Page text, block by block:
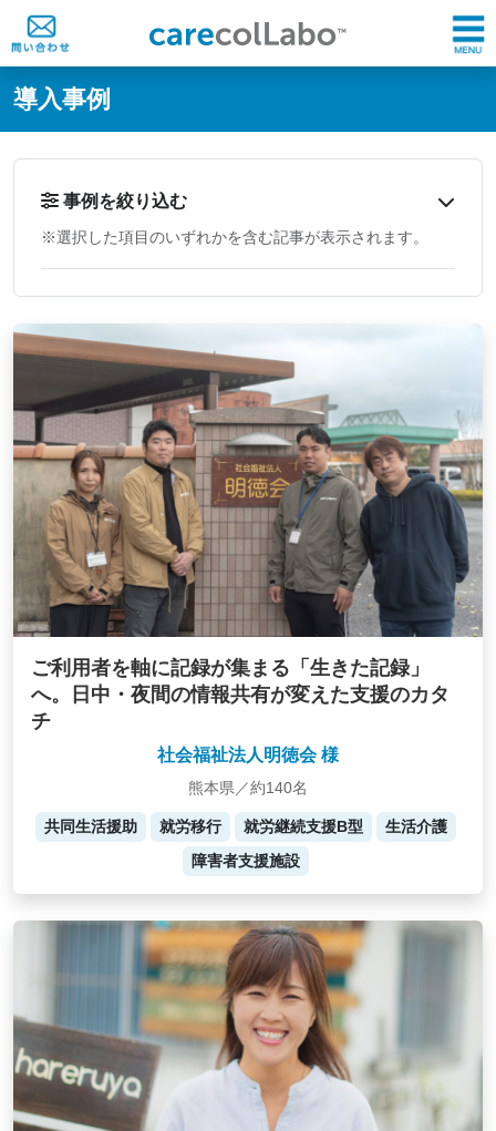
@ -0,0 +1,60 @@
導入事例
事例を絞り込む
※選択した項目のいずれかを含む記事が表示されます。
ご利用者を軸に記録が集まる「生きた記録」
へ。日中・夜間の情報共有が変えた支援のカタ
チ
社会福祉法人明徳会 様
熊本県／約140名
共同生活援助 就労移行 就労継続支援B型
生活介護
障害者支援施設